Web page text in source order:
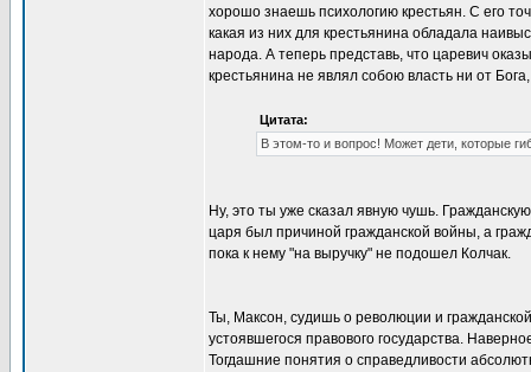
хорошо знаешь психологию крестьян. С его
какая из них для крестьянина обладала
народа. А теперь представь, что царевич
крестьянина не являл собою власть ни от
Цитата:
В этом-то и вопрос! Может дети, которые
Ну, это ты уже сказал явную чушь.
царя был причиной гражданской войны, а
пока к нему "на выручку" не подошел Колчак.
Ты, Максон, судишь о революции и
устоявшегося правового государства.
Тогдашние понятия о справедливости